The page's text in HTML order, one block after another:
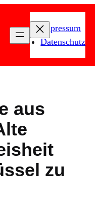
Impressum
Datenschutz
aus
zu